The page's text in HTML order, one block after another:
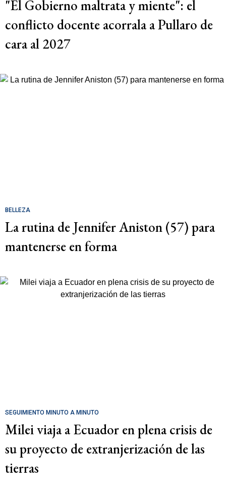
"El Gobierno maltrata y miente": el
conflicto docente acorrala a Pullaro de
cara al 2027
BELLEZA
La rutina de Jennifer Aniston (57) para
mantenerse en forma
SEGUIMIENTO MINUTO A MINUTO
Milei viaja a Ecuador en plena crisis de
su proyecto de extranjerización de las
tierras